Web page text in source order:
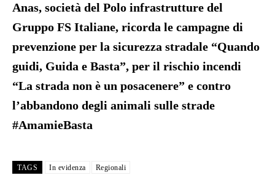
Anas, società del Polo infrastrutture del
Gruppo FS Italiane, ricorda le campagne di
prevenzione per la sicurezza stradale “Quando
guidi, Guida e Basta”, per il rischio incendi
“La strada non è un posacenere” e contro
l’abbandono degli animali sulle strade
#AmamieBasta
TAGS In evidenza Regionali